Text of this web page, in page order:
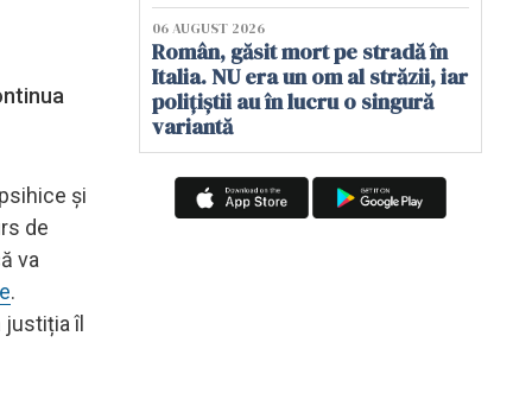
și
de
va
.
justiția îl
06 AUGUST 2026
Român, găsit mort pe stradă în
Italia. NU era un om al străzii, iar
polițiștii au în lucru o singură
variantă